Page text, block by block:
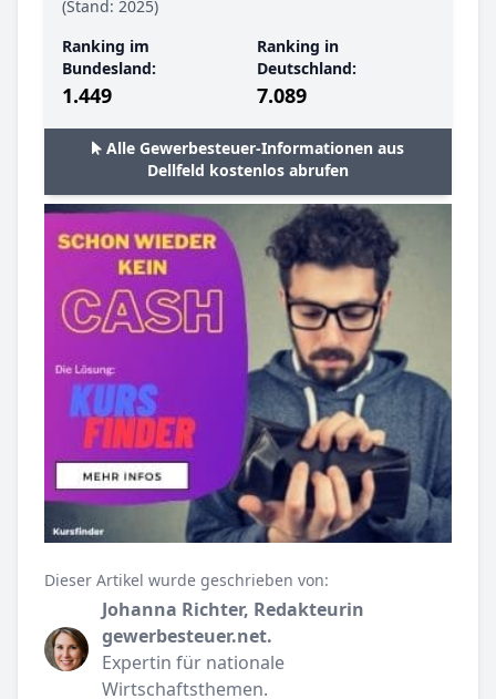
(Stand: 2025)
Ranking im
Bundesland:
1.449
Ranking in
Deutschland:
7.089
Alle Gewerbesteuer-Informationen aus
Dellfeld kostenlos abrufen
Dieser Artikel wurde geschrieben von:
Johanna Richter, Redakteurin
gewerbesteuer.net.
Expertin für nationale
Wirtschaftsthemen.